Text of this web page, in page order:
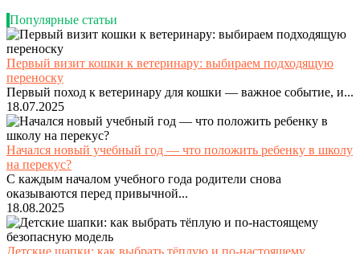
Популярные статьи
Первый визит кошки к ветеринару: выбираем подходящую
переноску
Первый поход к ветеринару для кошки — важное событие, и...
18.07.2025
Начался новый учебный год — что положить ребенку в школу
на перекус?
С каждым началом учебного года родители снова
оказываются перед привычной...
18.08.2025
Детские шапки: как выбрать тёплую и по-настоящему